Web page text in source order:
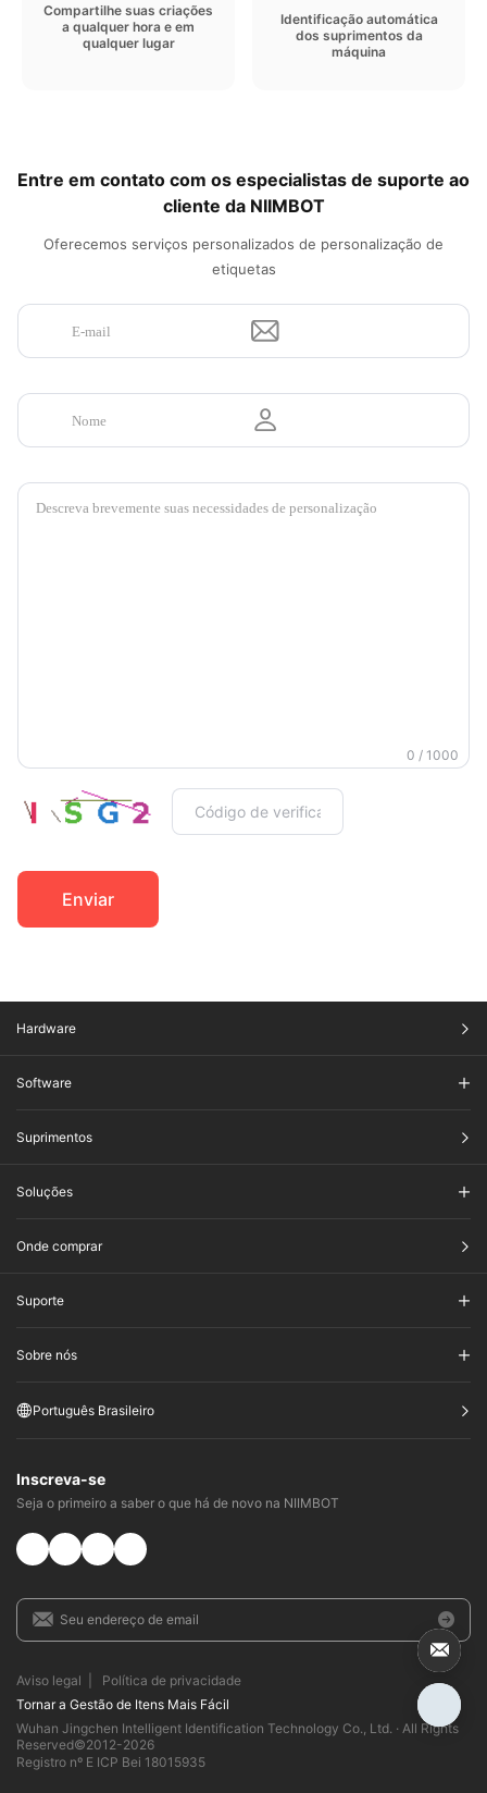
Compartilhe suas criações
a qualquer hora e em
qualquer lugar
Identificação automática
dos suprimentos da
máquina
Entre em contato com os especialistas de suporte ao
cliente da NIIMBOT
Oferecemos serviços personalizados de personalização de
etiquetas
0 / 1000
Enviar
Hardware
Software
Suprimentos
Soluções
Onde comprar
Suporte
Sobre nós
Português Brasileiro
Inscreva-se
Seja o primeiro a saber o que há de novo na NIIMBOT
Aviso legal
Política de privacidade
Tornar a Gestão de Itens Mais Fácil​
Wuhan Jingchen Intelligent Identification Technology Co., Ltd. · All Rights
Reserved©2012-2026
Registro nº E ICP Bei 18015935